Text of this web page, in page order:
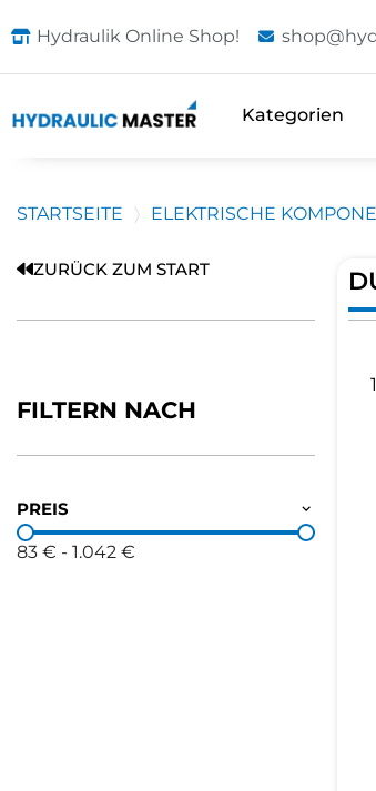
Hydraulik Online Shop!
Kategorien
STARTSEITE ELEKTRISCHE
ZURÜCK ZUM START
FILTERN NACH
PREIS
83 € - 1.042 €